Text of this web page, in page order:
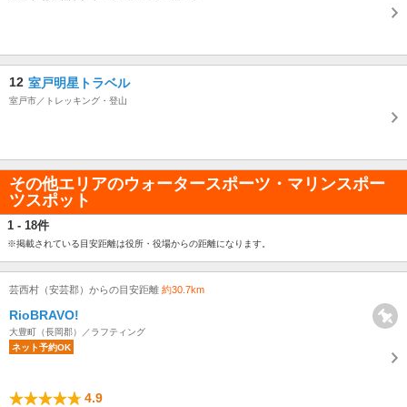
12 室戸明星トラベル
室戸市／トレッキング・登山
その他エリアのウォータースポーツ・マリンスポー
ツスポット
1 - 18件
※掲載されている目安距離は役所・役場からの距離になります。
芸西村（安芸郡）からの目安距離 約30.7km
RioBRAVO!
大豊町（長岡郡）／ラフティング
ネット予約OK
4.9